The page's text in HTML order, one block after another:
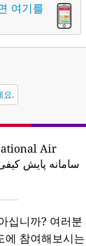
여기를
요.
Air
십니까? 여러분
에 참여해보시는